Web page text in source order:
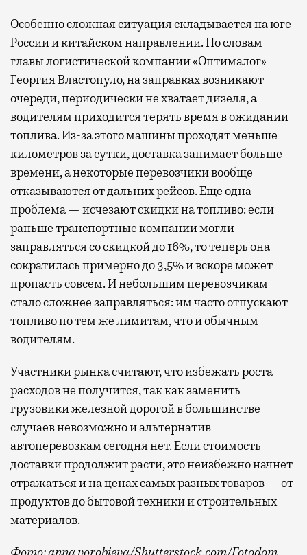
Особенно сложная ситуация складывается на юге
России и китайском направлении. По словам
главы логистической компании «Оптималог»
Георгия Властопуло, на заправках возникают
очереди, периодически не хватает дизеля, а
водителям приходится терять время в ожидании
топлива. Из-за этого машины проходят меньше
километров за сутки, доставка занимает больше
времени, а некоторые перевозчики вообще
отказываются от дальних рейсов. Еще одна
проблема — исчезают скидки на топливо: если
раньше транспортные компании могли
заправляться со скидкой до 16%, то теперь она
сократилась примерно до 3,5% и вскоре может
пропасть совсем. И небольшим перевозчикам
стало сложнее заправляться: им часто отпускают
топливо по тем же лимитам, что и обычным
водителям.
Участники рынка считают, что избежать роста
расходов не получится, так как заменить
грузовики железной дорогой в большинстве
случаев невозможно и альтернатив
автоперевозкам сегодня нет. Если стоимость
доставки продолжит расти, это неизбежно начнет
отражаться и на ценах самых разных товаров — от
продуктов до бытовой техники и строительных
материалов.